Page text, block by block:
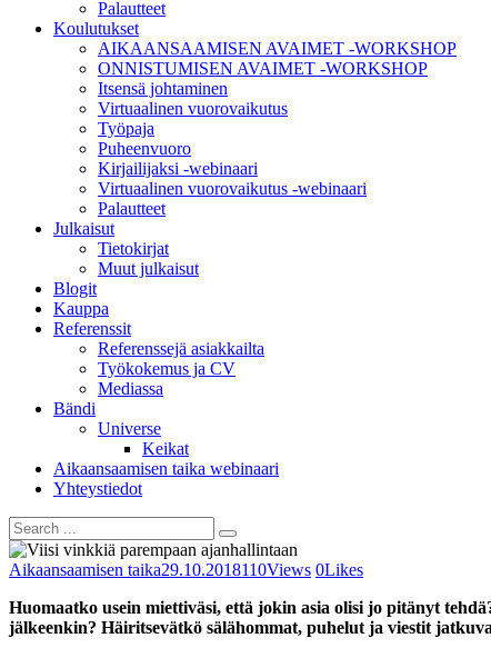
Palautteet
Koulutukset
AIKAANSAAMISEN AVAIMET -WORKSHOP
ONNISTUMISEN AVAIMET -WORKSHOP
Itsensä johtaminen
Virtuaalinen vuorovaikutus
Työpaja
Puheenvuoro
Kirjailijaksi -webinaari
Virtuaalinen vuorovaikutus -webinaari
Palautteet
Julkaisut
Tietokirjat
Muut julkaisut
Blogit
Kauppa
Referenssit
Referenssejä asiakkailta
Työkokemus ja CV
Mediassa
Bändi
Universe
Keikat
Aikaansaamisen taika webinaari
Yhteystiedot
Aikaansaamisen taika29.10.2018110Views 0Likes
Huomaatko usein miettiväsi, että jokin asia olisi jo pitänyt
jälkeenkin? Häiritsevätkö sälähommat, puhelut ja viestit